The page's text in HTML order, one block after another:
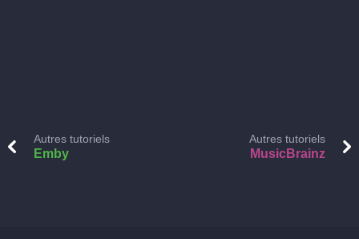
Autres tutoriels
Emby
Autres tutoriels
MusicBrainz